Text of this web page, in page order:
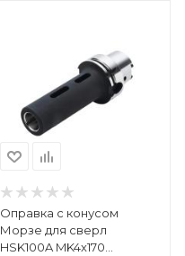
Оправка с конусом
Морзе для сверл
HSK100A MK4х170